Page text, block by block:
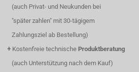
(auch Privat- und Neukunden bei
"später zahlen" mit 30-tägigem
Zahlungsziel ab Bestellung)
+ Kostenfreie technische Produktberatung
(auch Unterstützung nach dem Kauf)